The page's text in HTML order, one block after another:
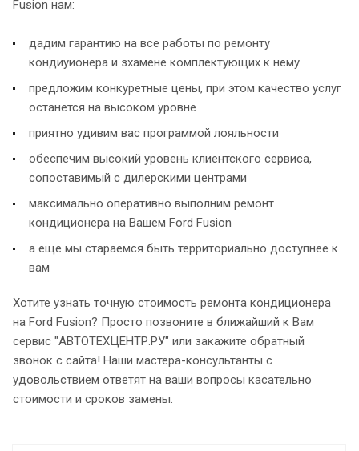
Fusion нам:
дадим гарантию на все работы по ремонту
кондиуионера и зхамене комплектующих к нему
предложим конкуретные цены, при этом качество услуг
останется на высоком уровне
приятно удивим вас программой лояльности
обеспечим высокий уровень клиентского сервиса,
сопоставимый с дилерскими центрами
максимально оперативно выполним ремонт
кондиционера на Вашем Ford Fusion
а еще мы стараемся быть территориально доступнее к
вам
Хотите узнать точную стоимость ремонта кондиционера
на Ford Fusion? Просто позвоните в ближайший к Вам
сервис "АВТОТЕХЦЕНТР.РУ" или закажите обратный
звонок с сайта! Наши мастера-консультанты с
удовольствием ответят на ваши вопросы касательно
стоимости и сроков замены.